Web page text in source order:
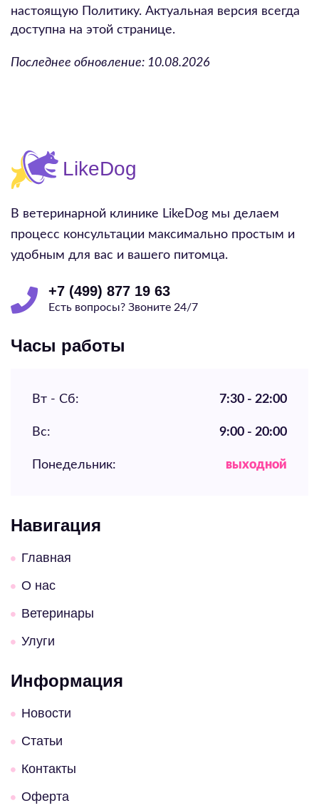
настоящую Политику. Актуальная версия всегда
доступна на этой странице.
Последнее обновление: 10.08.2026
В ветеринарной клинике LikeDog мы делаем
процесс консультации максимально простым и
удобным для вас и вашего питомца.
+7 (499) 877 19 63
Есть вопросы? Звоните 24/7
Часы работы
Вт - Сб: 7:30 - 22:00
Вс: 9:00 - 20:00
Понедельник: выходной
Навигация
Главная
О нас
Ветеринары
Улуги
Информация
Новости
Статьи
Контакты
Оферта